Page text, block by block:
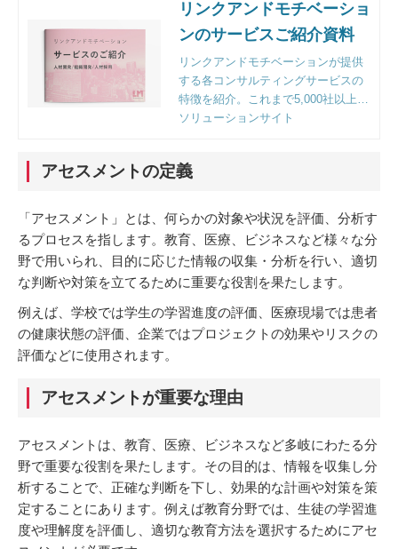
リンクアンドモチベーショ
ンのサービスご紹介資料
リンクアンドモチベーションが提供
する各コンサルティングサービスの
特徴を紹介。これまで5,000社以上の
企業様のご支援をする中で明らかに
ソリューションサイト
アセスメントの定義
「アセスメント」とは、何らかの対象や状況を評価、分析す
るプロセスを指します。教育、医療、ビジネスなど様々な分
野で用いられ、目的に応じた情報の収集・分析を行い、適切
な判断や対策を立てるために重要な役割を果たします。
例えば、学校では学生の学習進度の評価、医療現場では患者
の健康状態の評価、企業ではプロジェクトの効果やリスクの
評価などに使用されます。
アセスメントが重要な理由
アセスメントは、教育、医療、ビジネスなど多岐にわたる分
野で重要な役割を果たします。その目的は、情報を収集し分
析することで、正確な判断を下し、効果的な計画や対策を策
定することにあります。例えば教育分野では、生徒の学習進
度や理解度を評価し、適切な教育方法を選択するためにアセ